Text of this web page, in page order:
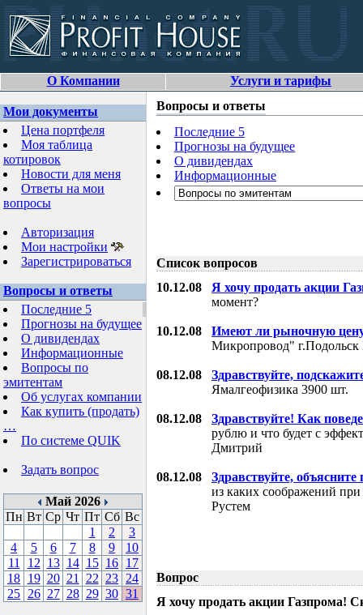
О Компании Услуги и тарифы
Мои документы
Цена портфеля
Моя таблица
котировок
Новости для меня
Ответы на мои
вопросы
Авторизация
Мои настройки
Зарегистрироваться
Вопросы и ответы
Последние 5
Прогнозы на будущее
О дивидендах
Информационные
Вопросы по
эмитентам
Об услугах компании
Как купить (продать)
…
По системе QUIK
Задать вопрос
Май 2026
Пн Вт Ср Чт Пт Сб Вс
1
2
3
4
5 6 7 8 9
10
11
12 13 14 15 16 17
18 19 20 21 22 23 24
25 26 27 28 29 30 31
Вопросы и ответы
Последние 5
Прогнозы на будущее
О дивидендах
Информационные
Список вопросов
10.12.08 Я хочу продать акции
момент?
10.12.08
Имеют ли рыночную
Микропровод"
08.12.08
Здравствуйте,
Ямалгеофизика 3900 шт.
08.12.08
Здравствуйте! Как
рублю и что будет с
Дмитрий
08.12.08
Здравствуйте, объясните
из каких соображений
Рустем
Вопрос
Я хочу продать акции Газпрома!